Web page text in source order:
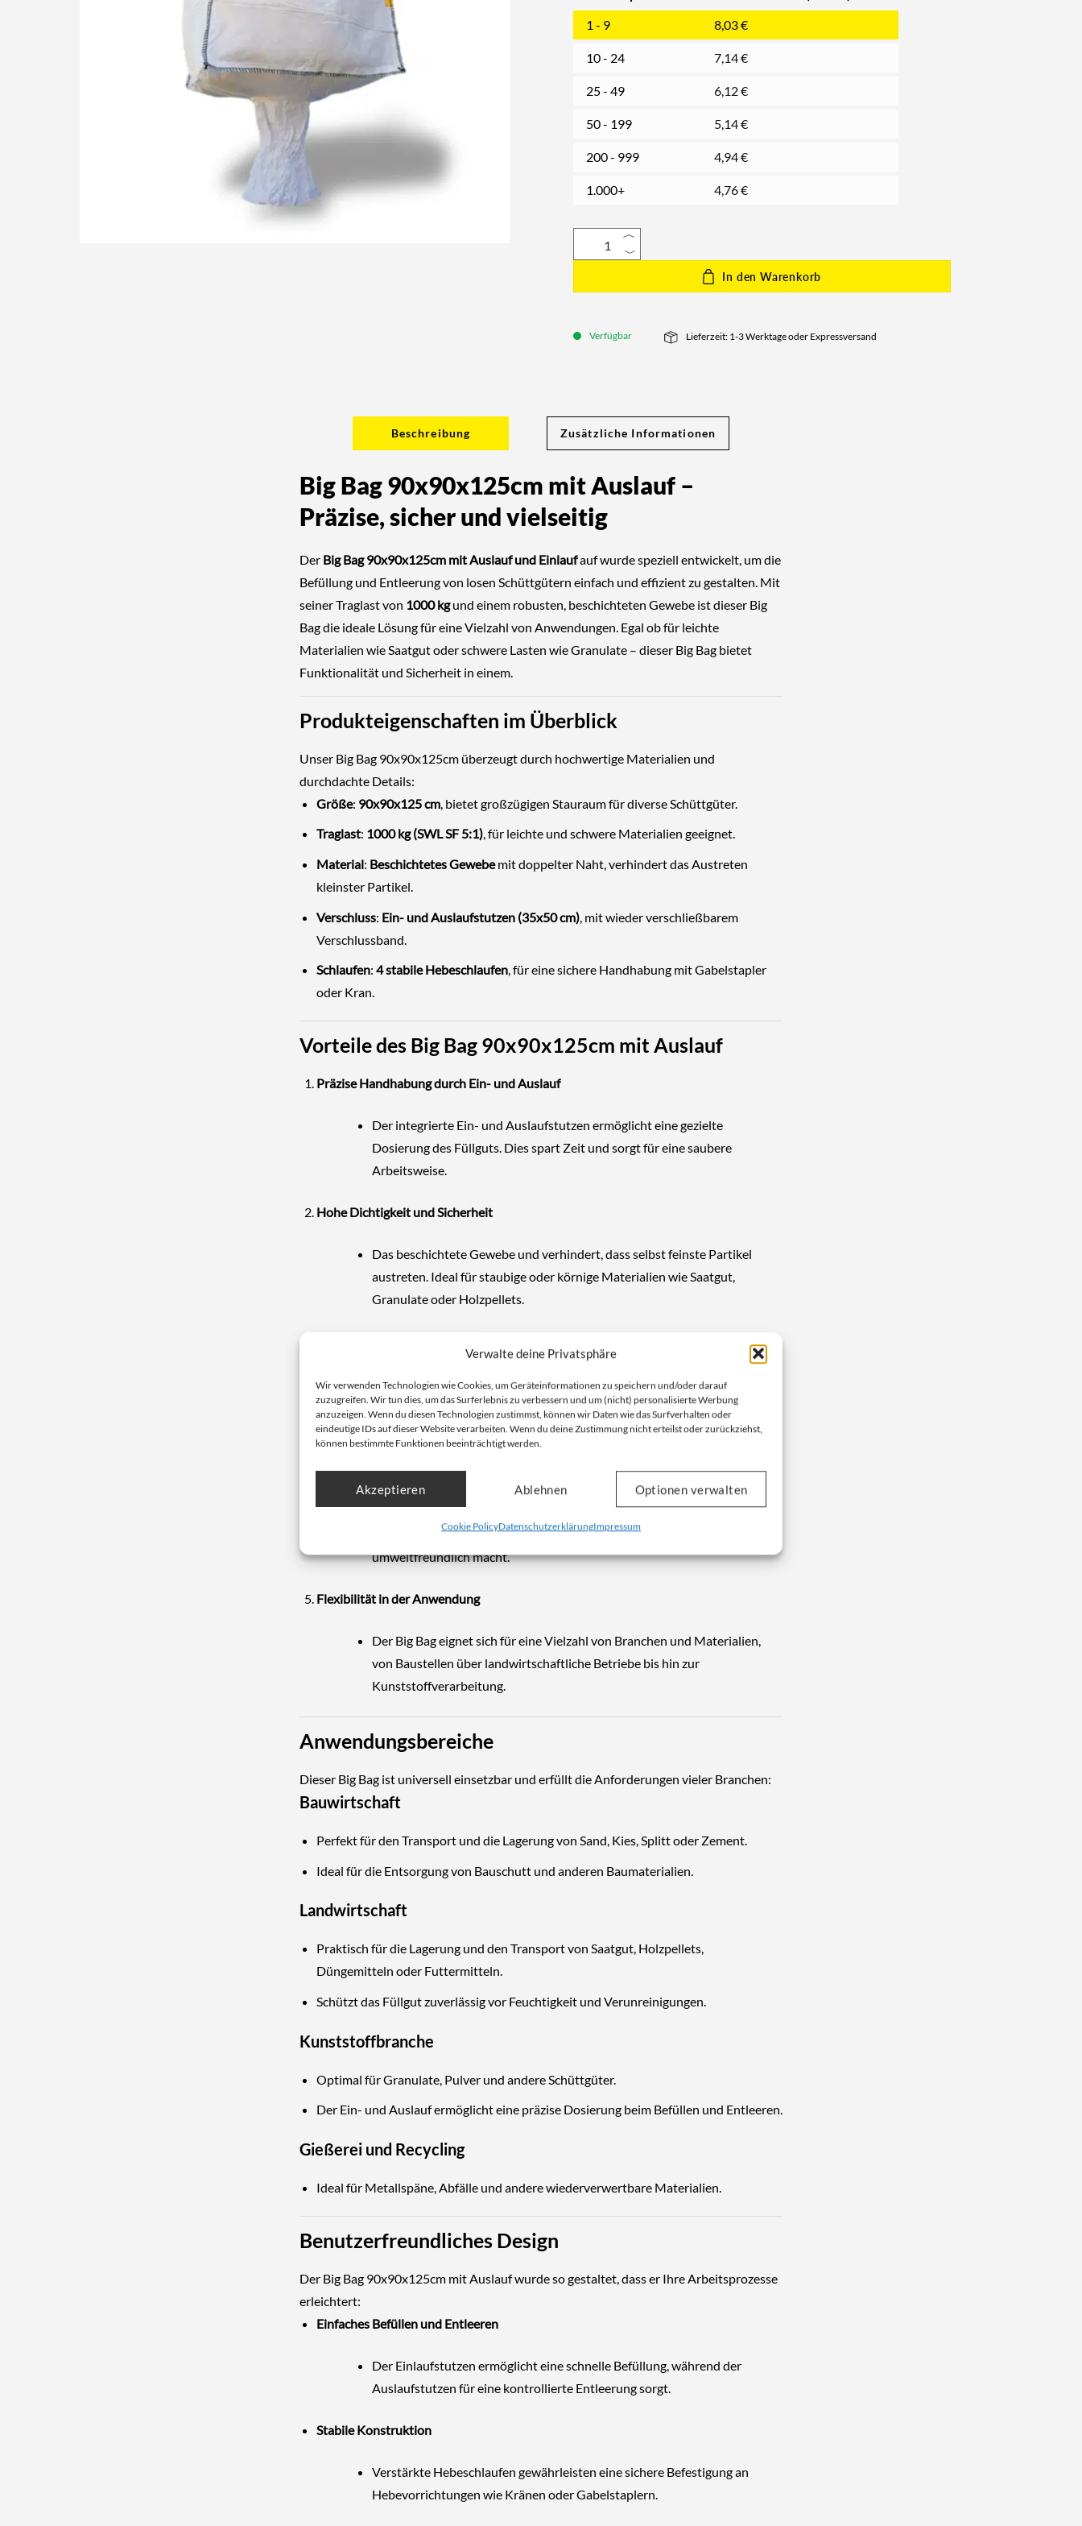
Verwalte deine Privatsphäre
Wir verwenden Technologien wie Cookies, um Geräteinformationen zu speichern und/oder darauf
zuzugreifen. Wir tun dies, um das Surferlebnis zu verbessern und um (nicht) personalisierte Werbung
anzuzeigen. Wenn du diesen Technologien zustimmst, können wir Daten wie das Surfverhalten oder
eindeutige IDs auf dieser Website verarbeiten. Wenn du deine Zustimmung nicht erteilst oder zurückziehst,
können bestimmte Funktionen beeinträchtigt werden.
Akzeptieren Ablehnen Optionen verwalten
Cookie PolicyDatenschutzerklärungImpressum
1 - 9
8,03€
10 - 24 7,14€
25 - 49 6,12€
50 - 199 5,14€
200 - 999 4,94€
1.000+ 4,76€
In den Warenkorb
Verfügbar Lieferzeit: 1-3 Werktage oder Expressversand
Beschreibung Zusätzliche Informationen
Big Bag 90x90x125cm mit Auslauf –
Präzise, sicher und vielseitig
Der Big Bag 90x90x125cm mit Auslauf und Einlaufauf wurde speziell entwickelt, um die
Befüllung und Entleerung von losen Schüttgütern einfach und effizient zu gestalten. Mit
seiner Traglast von 1000 kgund einem robusten, beschichteten Gewebe ist dieser Big
Bag die ideale Lösung für eine Vielzahl von Anwendungen. Egal ob für leichte
Materialien wie Saatgut oder schwere Lasten wie Granulate – dieser Big Bag bietet
Funktionalität und Sicherheit in einem.
Produkteigenschaften im Überblick
Unser Big Bag 90x90x125cm überzeugt durch hochwertige Materialien und
durchdachte Details:
Größe: 90x90x125 cm, bietet großzügigen Stauraum für diverse Schüttgüter.
Traglast: 1000 kg (SWL SF 5:1), für leichte und schwere Materialien geeignet.
Material: Beschichtetes Gewebemit doppelter Naht, verhindert das Austreten
kleinster Partikel.
Verschluss: Ein- und Auslaufstutzen (35x50 cm), mit wieder verschließbarem
Verschlussband.
Schlaufen: 4 stabile Hebeschlaufen, für eine sichere Handhabung mit Gabelstapler
oder Kran.
Vorteile des Big Bag 90x90x125cm mit Auslauf
Präzise Handhabung durch Ein- und Auslauf
Der integrierte Ein- und Auslaufstutzen ermöglicht eine gezielte
Dosierung des Füllguts. Dies spart Zeit und sorgt für eine saubere
Arbeitsweise.
Hohe Dichtigkeit und Sicherheit
Das beschichtete Gewebe und verhindert, dass selbst feinste Partikel
austreten. Ideal für staubige oder körnige Materialien wie Saatgut,
Granulate oder Holzpellets.
Mit einer Tragfähigkeit von1000 kgist der Big Bag sowohl für leichte als
auch für schwere Materialien geeignet. Die verstärkten Hebeschlaufen
bieten zusätzliche Sicherheit beim Transport.
Einfache Wiederverwendbarkeit
Dank der hochwertigen Verarbeitung kann der Big Bag mehrfach
verwendet werden, was ihn nicht nur wirtschaftlich, sondern auch
umweltfreundlich macht.
Flexibilität in der Anwendung
Der Big Bag eignet sich für eine Vielzahl von Branchen und Materialien,
von Baustellen über landwirtschaftliche Betriebe bis hin zur
Kunststoffverarbeitung.
Anwendungsbereiche
Dieser Big Bag ist universell einsetzbar und erfüllt die Anforderungen vieler Branchen:
Bauwirtschaft
Perfekt für den Transport und die Lagerung von Sand, Kies, Splitt oder Zement.
Ideal für die Entsorgung von Bauschutt und anderen Baumaterialien.
Landwirtschaft
Praktisch für die Lagerung und den Transport von Saatgut, Holzpellets,
Düngemitteln oder Futtermitteln.
Schützt das Füllgut zuverlässig vor Feuchtigkeit und Verunreinigungen.
Kunststoffbranche
Optimal für Granulate, Pulver und andere Schüttgüter.
Der Ein- und Auslauf ermöglicht eine präzise Dosierung beim Befüllen und Entleeren.
Gießerei und Recycling
Ideal für Metallspäne, Abfälle und andere wiederverwertbare Materialien.
Benutzerfreundliches Design
Der Big Bag 90x90x125cm mit Auslauf wurde so gestaltet, dass er Ihre Arbeitsprozesse
erleichtert:
Einfaches Befüllen und Entleeren
Der Einlaufstutzen ermöglicht eine schnelle Befüllung, während der
Auslaufstutzen für eine kontrollierte Entleerung sorgt.
Stabile Konstruktion
Verstärkte Hebeschlaufen gewährleisten eine sichere Befestigung an
Hebevorrichtungen wie Kränen oder Gabelstaplern.